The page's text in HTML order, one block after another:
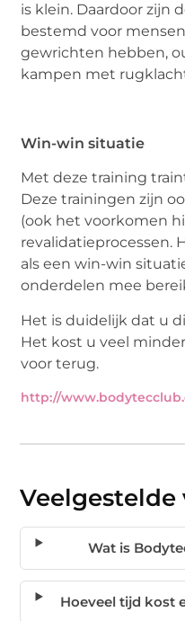
is klein. Daardoor zijn
bestemd voor
gewrichten hebben,
kampen met
Win-win situatie
Met deze training
Deze trainingen zijn
(ook het voorkomen
revalidatieprocessen.
als een win-win
onderdelen mee
Het is duidelijk dat u
Het kost u veel
voor terug.
http://
Veelgestelde
Wat is
Hoeveel tijd kost